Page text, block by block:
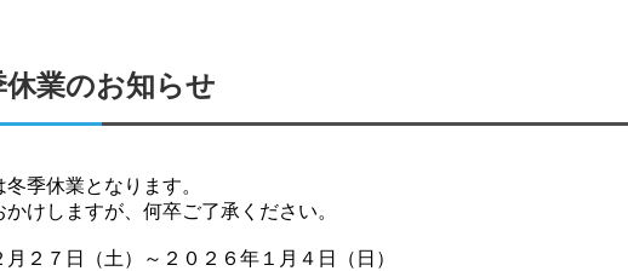
業のお知らせ
季休業となります。
けしますが、何卒ご了承ください。
２７日（土）～２０２６年１月４日（日）